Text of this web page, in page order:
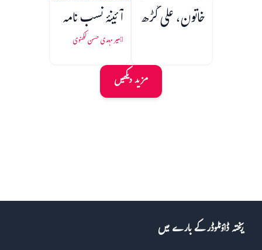
خاتون، علی گڑھ آئینۂ نسب نامہ
میر مہدی حسن لکھنوی
مزید دیکھیں
ریختہ ڈاؤنلوڈر کے بارے میں